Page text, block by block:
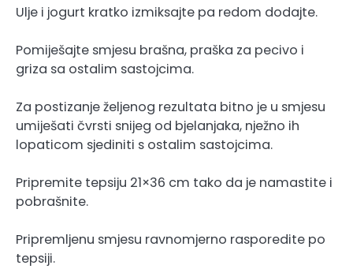
Ulje i jogurt kratko izmiksajte pa redom dodajte.
Pomiješajte smjesu brašna, praška za pecivo i
griza sa ostalim sastojcima.
Za postizanje željenog rezultata bitno je u smjesu
umiješati čvrsti snijeg od bjelanjaka, nježno ih
lopaticom sjediniti s ostalim sastojcima.
Pripremite tepsiju 21×36 cm tako da je namastite i
pobrašnite.
Pripremljenu smjesu ravnomjerno rasporedite po
tepsiji.